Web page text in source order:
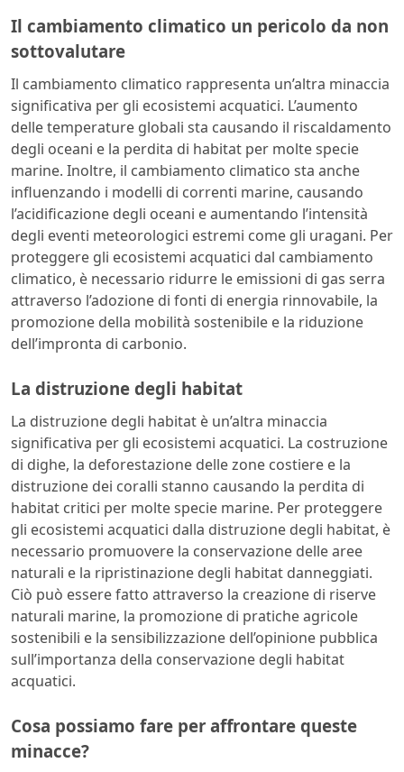
Il cambiamento climatico un pericolo da non
sottovalutare
Il cambiamento climatico rappresenta un’altra minaccia
significativa per gli ecosistemi acquatici. L’aumento
delle temperature globali sta causando il riscaldamento
degli oceani e la perdita di habitat per molte specie
marine. Inoltre, il cambiamento climatico sta anche
influenzando i modelli di correnti marine, causando
l’acidificazione degli oceani e aumentando l’intensità
degli eventi meteorologici estremi come gli uragani. Per
proteggere gli ecosistemi acquatici dal cambiamento
climatico, è necessario ridurre le emissioni di gas serra
attraverso l’adozione di fonti di energia rinnovabile, la
promozione della mobilità sostenibile e la riduzione
dell’impronta di carbonio.
La distruzione degli habitat
La distruzione degli habitat è un’altra minaccia
significativa per gli ecosistemi acquatici. La costruzione
di dighe, la deforestazione delle zone costiere e la
distruzione dei coralli stanno causando la perdita di
habitat critici per molte specie marine. Per proteggere
gli ecosistemi acquatici dalla distruzione degli habitat, è
necessario promuovere la conservazione delle aree
naturali e la ripristinazione degli habitat danneggiati.
Ciò può essere fatto attraverso la creazione di riserve
naturali marine, la promozione di pratiche agricole
sostenibili e la sensibilizzazione dell’opinione pubblica
sull’importanza della conservazione degli habitat
acquatici.
Cosa possiamo fare per affrontare queste
minacce?